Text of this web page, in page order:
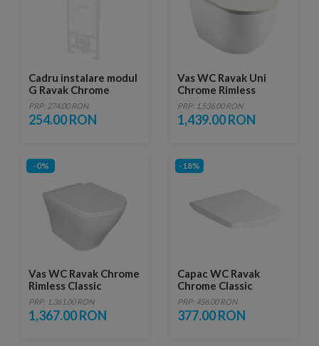
Cadru instalare modul
G Ravak Chrome
PRP: 274.00 RON
254.00 RON
Vas WC Ravak Uni
Chrome Rimless
35x51xH34 cm
PRP: 1,536.00 RON
1,439.00 RON
-0%
Vas WC Ravak Chrome
Rimless Classic
37x51xH33 cm
PRP: 1,361.00 RON
1,367.00 RON
-18%
Capac WC Ravak
Chrome Classic
SoftClose
PRP: 456.00 RON
377.00 RON